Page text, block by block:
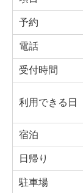
予約
電話
受付時間
利用できる日
宿泊
日帰り
駐車場